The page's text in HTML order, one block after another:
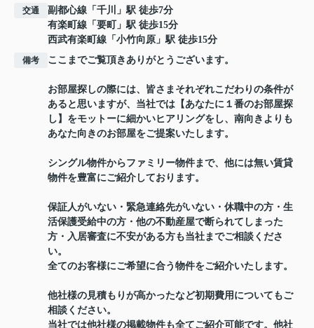
交通 副都心線 「 千川
」駅 徒歩7分
有楽町線 「 要町
」駅 徒歩15分
西武有楽町線 「 小竹向原 」駅 徒歩15分
備考 ここまでご覧頂きありがとうございます。
お部屋探しの際には、皆さまそれぞれこだわりの条件が
あると思いますが、当社では【あなたに１番のお部屋探
し】をモットーに細かいヒアリングをし、南向きよりも
あなた向きのお部屋をご提案いたします。
シングル物件からファミリー物件まで、他には無い賃貸
物件を豊富にご紹介しております。
保証人がいない・緊急連絡先がいない・休職中の方・生
活保護受給中の方・他の不動産屋で断られてしまった
方・入居審査に不安がある方も当社までご相談くださ
い。
全てのお客様にご希望に合う物件をご紹介いたします。
他社様の見積もりが高かったなど初期費用についてもご
相談ください。
当社では他社様の掲載物件も全てご紹介可能です。他社